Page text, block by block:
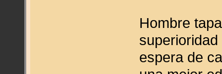
Hombre
espera de